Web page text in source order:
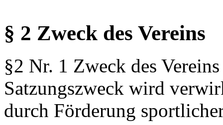
§ 2 Zweck des Vereins
§2 Nr. 1 Zweck des
Satzungszweck wird
durch Förderung